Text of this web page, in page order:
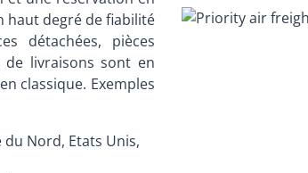
haut degré de fiabilité
détachées, pièces
de livraisons sont en
classique. Exemples
du Nord, Etats Unis,